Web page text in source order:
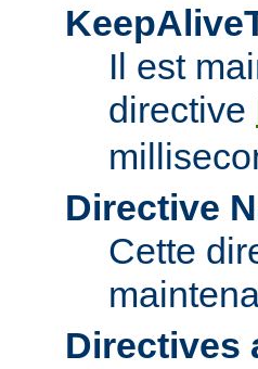
Il est
directive
Directive
Cette
Directives